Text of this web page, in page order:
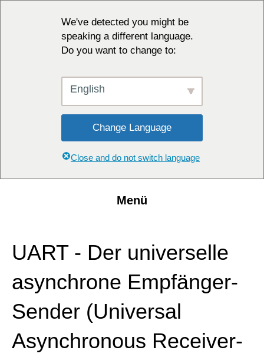
We've detected you might be
speaking a different language.
Do you want to change to:
English
Change Language
Close and do not switch language
Menü
UART - Der universelle
asynchrone Empfänger-
Sender (Universal
Asynchronous Receiver-